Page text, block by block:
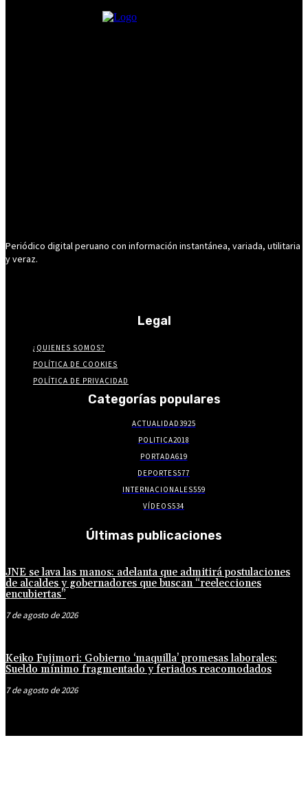
Periódico digital peruano con información instantánea, variada, utilitaria
y veraz.
Legal
¿QUIENES SOMOS?
POLÍTICA DE COOKIES
POLÍTICA DE PRIVACIDAD
Categorías populares
ACTUALIDAD3925
POLITICA2018
PORTADA619
DEPORTES577
INTERNACIONALES559
VÍDEOS534
Últimas publicaciones
JNE se lava las manos: adelanta que admitirá postulaciones
de alcaldes y gobernadores que buscan “reelecciones
encubiertas”
7 de agosto de 2026
Keiko Fujimori: Gobierno ‘maquilla’ promesas laborales:
Sueldo mínimo fragmentado y feriados reacomodados
7 de agosto de 2026